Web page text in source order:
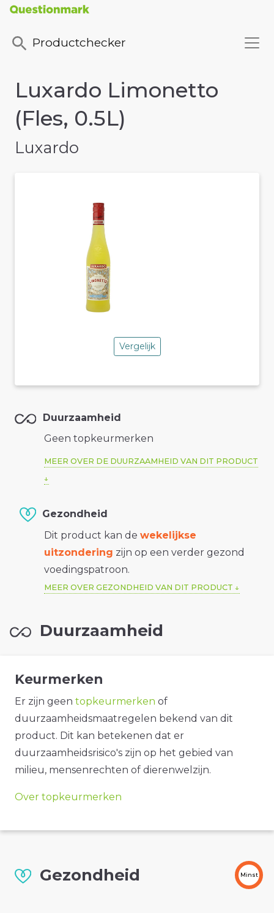
Productchecker
Luxardo Limonetto
(Fles, 0.5L)
Luxardo
Vergelijk
Duurzaamheid
Geen topkeurmerken
MEER OVER DE DUURZAAMHEID VAN DIT PRODUCT
Gezondheid
Dit product kan de wekelijkse
uitzondering zijn op een verder gezond
voedingspatroon.
MEER OVER GEZONDHEID VAN DIT PRODUCT
Duurzaamheid
Keurmerken
Er zijn geen topkeurmerken of
duurzaamheidsmaatregelen bekend van dit
product. Dit kan betekenen dat er
duurzaamheidsrisico's zijn op het gebied van
milieu, mensenrechten of dierenwelzijn.
Over topkeurmerken
Gezondheid Minst